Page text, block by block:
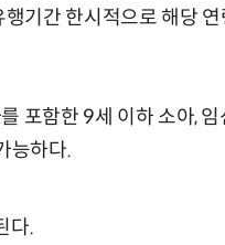
기간 한시적으로 해당 연
포함한 9세 이하 소아, 임
능하다.
다.